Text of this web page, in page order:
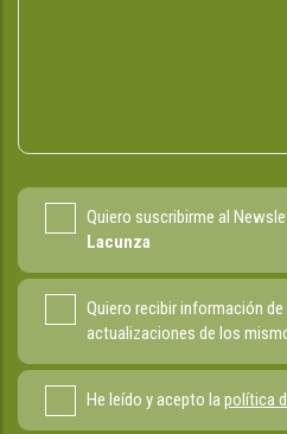
Quiero suscribirme al
Lacunza
Quiero recibir información
actualizaciones de los
He leído y acepto lapolítica